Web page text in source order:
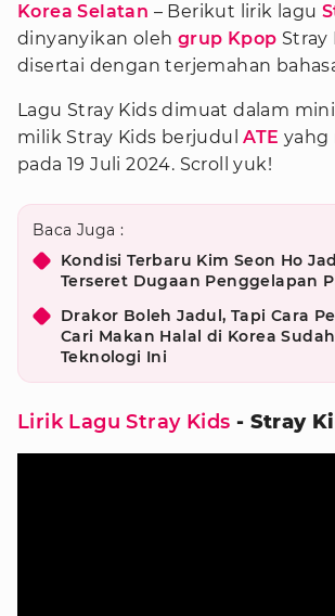
Korea Selatan – Berikut lirik lagu
dinyanyikan oleh grup Kpop Stray
disertai dengan terjemahan
Lagu Stray Kids dimuat dalam
milik Stray Kids berjudulATE yahg
pada 19 Juli 2024. Scroll yuk!
Baca Juga :
Kondisi Terbaru Kim Seon Ho
Terseret Dugaan Penggelapan
Drakor Boleh Jadul, Tapi Cara
Cari Makan Halal di Korea
Teknologi Ini
Lirik Lagu Stray Kids - Stray